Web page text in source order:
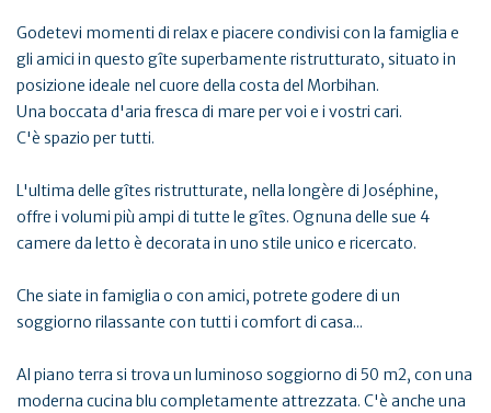
Godetevi momenti di relax e piacere condivisi con la famiglia e
gli amici in questo gîte superbamente ristrutturato, situato in
posizione ideale nel cuore della costa del Morbihan.
Una boccata d'aria fresca di mare per voi e i vostri cari.
C'è spazio per tutti.
L'ultima delle gîtes ristrutturate, nella longère di Joséphine,
offre i volumi più ampi di tutte le gîtes. Ognuna delle sue 4
camere da letto è decorata in uno stile unico e ricercato.
Che siate in famiglia o con amici, potrete godere di un
soggiorno rilassante con tutti i comfort di casa...
Al piano terra si trova un luminoso soggiorno di 50 m2, con una
moderna cucina blu completamente attrezzata. C'è anche una